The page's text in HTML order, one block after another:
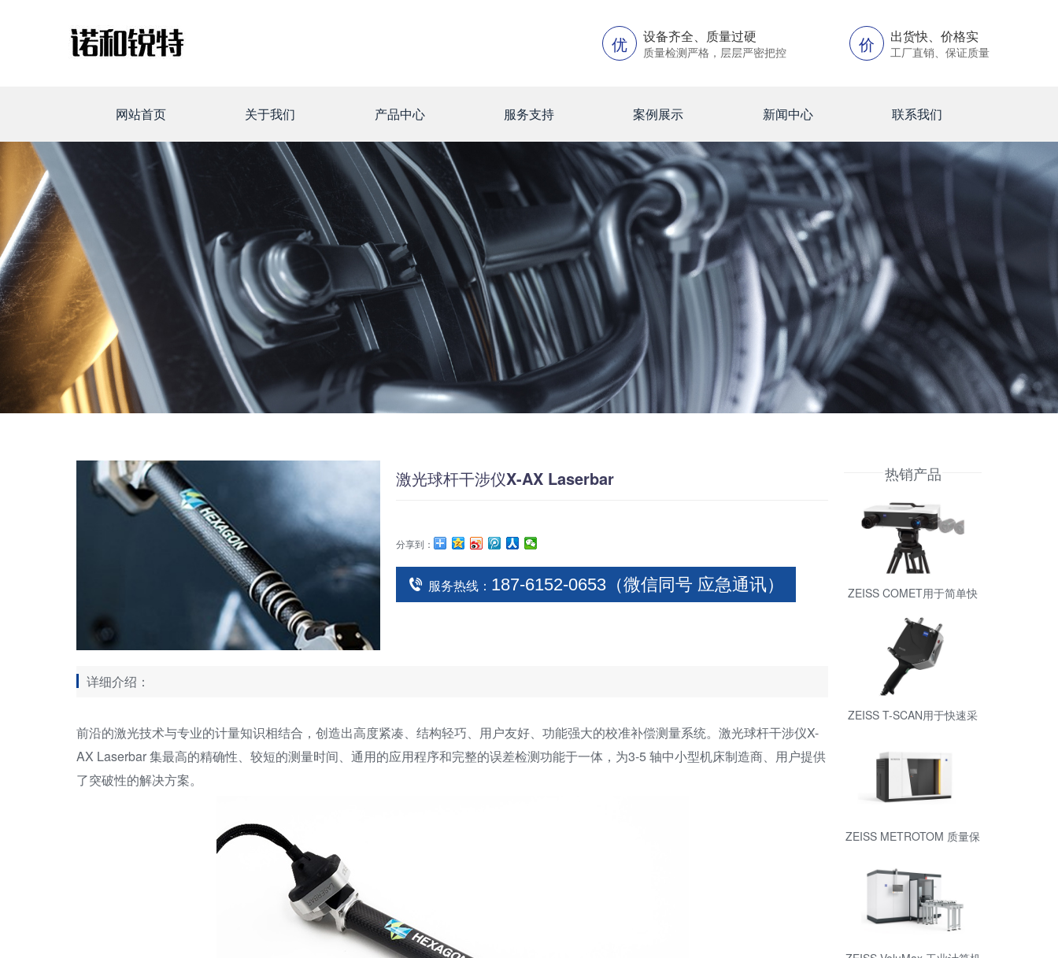
优 设备齐全、质量过硬
质量检测严格，层层严密把控 价 出货快、价格实
工厂直销、保证质量
网站首页 关于我们 产品中心 服务支持 案例展示 新闻中心 联系我们
激光球杆干涉仪X-AX Laserbar
分享到：
服务热线： 187-6152-0653（微信同号 应急通讯）
详细介绍：
前沿的激光技术与专业的计量知识相结合，创造出高度紧凑、结构轻巧、用户友好、功能强大的校准补偿测量系统。激光球杆干涉仪X-
AX Laserbar 集最高的精确性、较短的测量时间、通用的应用程序和完整的误差检测功能于一体，为3-5 轴中小型机床制造商、用户提供
了突破性的解决方案。
热销产品
ZEISS COMET用于简单快
ZEISS T-SCAN用于快速采
ZEISS METROTOM 质量保